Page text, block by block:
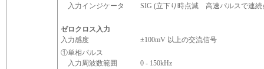
入力インジケータ
SIG (立下り時点滅 高速パルスで連続
ゼロクロス入力
入力感度
±100mV 以上の交流信号
①単相パルス
入力周波数範囲
0 - 150kHz